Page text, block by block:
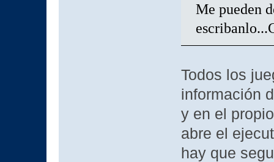
Me pueden
Todos los
información
y en el
abre el
hay que